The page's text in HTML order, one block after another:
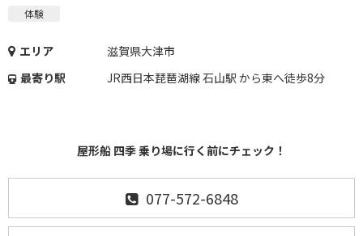
体験
エリア
滋賀県大津市
最寄り駅
JR西日本琵琶湖線 石山駅 から東へ徒歩8分
屋形船 四季 乗り場に行く前にチェック！
077-572-6848